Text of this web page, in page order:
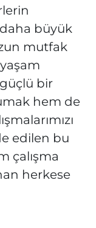
büyük
mutfak
bir
hem de
edilen bu
çalışma
herkese